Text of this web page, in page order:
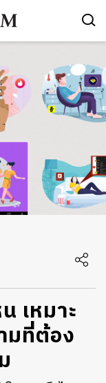
เหมาะ
มที่ต้อง